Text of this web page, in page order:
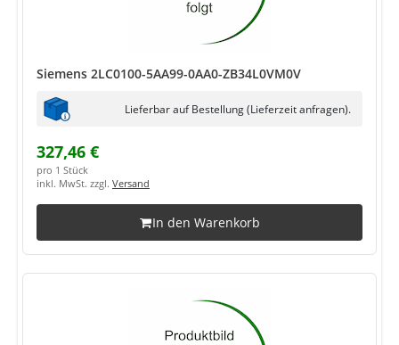
Siemens 2LC0100-5AA99-0AA0-ZB34L0VM0V
Lieferbar auf Bestellung (Lieferzeit anfragen).
327,46 €
pro 1 Stück
inkl. MwSt. zzgl. Versand
In den Warenkorb